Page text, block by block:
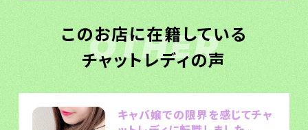
このお店に在籍している
チャットレディの声
OTHER
キャバ嬢での限界を感じてチャ